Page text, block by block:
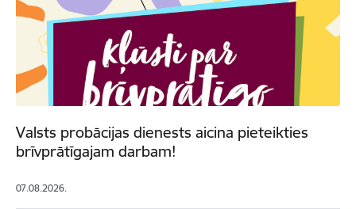
Valsts probācijas dienests aicina pieteikties
brīvprātīgajam darbam!
07.08.2026.